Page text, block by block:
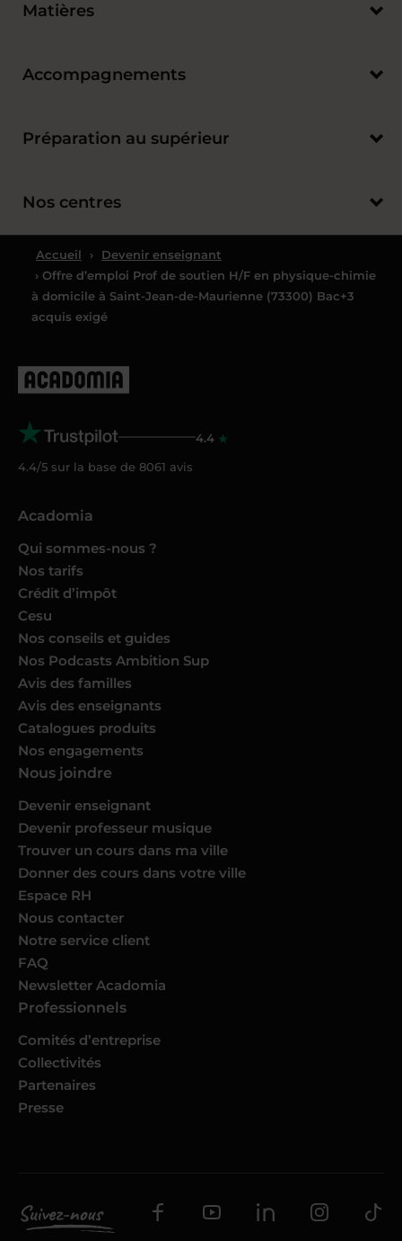
Matières
Accompagnements
Préparation au supérieur
Nos centres
Accueil ›
Devenir enseignant
› Offre d’emploi Prof de soutien H/F en physique-chimie
à domicile à Saint-Jean-de-Maurienne (73300) Bac+3
acquis exigé
4.4
4.4/5 sur la base de 8061 avis
Acadomia
Qui sommes-nous ?
Nos tarifs
Crédit d’impôt
Cesu
Nos conseils et guides
Nos Podcasts Ambition Sup
Avis des familles
Avis des enseignants
Catalogues produits
Nos engagements
Nous joindre
Devenir enseignant
Devenir professeur musique
Trouver un cours dans ma ville
Donner des cours dans votre ville
Espace RH
Nous contacter
Notre service client
FAQ
Newsletter Acadomia
Professionnels
Comités d’entreprise
Collectivités
Partenaires
Presse